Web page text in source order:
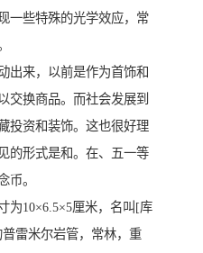
一些特殊的光学效应，常
来，以前是作为首饰和
交换商品。而社会发展到
投资和装饰。这也很好理
的形式是和。在、五一等
币。
10×6.5×5厘米，名叫[库
雷米尔岩管，常林，重